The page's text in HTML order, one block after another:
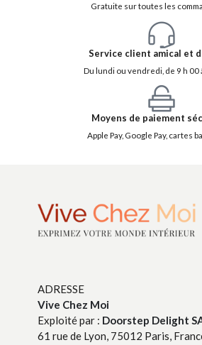
Gratuite sur toutes les
Service client amical et
Du lundi ou vendredi, de 9 h 00
Moyens de paiement
Apple Pay, Google Pay, cartes
ADRESSE
Vive Chez Moi
Exploité par : Doorstep Delight
61 rue de Lyon, 75012 Paris,